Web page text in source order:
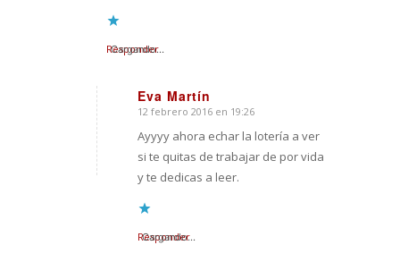
Cargando...
Responder
Eva Martín
Dice:
12 febrero 2016 en 19:26
Ayyyy ahora echar la lotería a ver
si te quitas de trabajar de por vida
y te dedicas a leer.
Cargando...
Responder